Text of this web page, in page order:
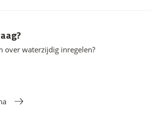
over waterzijdig inregelen?